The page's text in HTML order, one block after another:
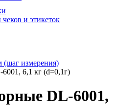
и этикеток
(шаг измерения)
6,1 кг (d=0,1г)
DL-6001,